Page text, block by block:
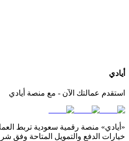
أيادي
استقدم عمالتك الآن - مع منصة أيادي
«أيادي» منصة رقمية سعودية تربط
خيارات الدفع والتمويل المتاحة وفق